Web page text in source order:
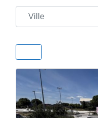
Ville